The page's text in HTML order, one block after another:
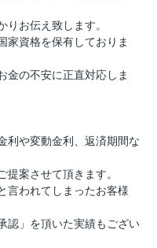
お伝え致します。
家資格を保有しておりま
金の不安に正直対応しま
利や変動金利、返済期間な
案させて頂きます。
言われてしまったお客様
認」を頂いた実績もござい